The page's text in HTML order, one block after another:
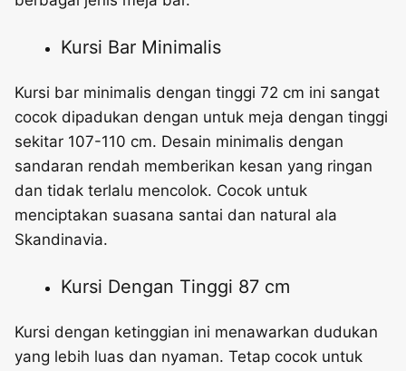
Kursi Bar Minimalis
Kursi bar minimalis dengan tinggi 72 cm ini sangat
cocok dipadukan dengan untuk meja dengan tinggi
sekitar 107-110 cm. Desain minimalis dengan
sandaran rendah memberikan kesan yang ringan
dan tidak terlalu mencolok. Cocok untuk
menciptakan suasana santai dan natural ala
Skandinavia.
Kursi Dengan Tinggi 87 cm
Kursi dengan ketinggian ini menawarkan dudukan
yang lebih luas dan nyaman. Tetap cocok untuk